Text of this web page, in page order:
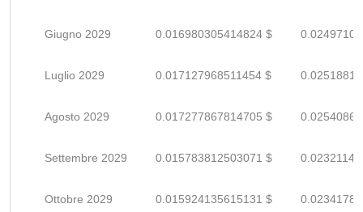
Giugno 2029 0.016980305414824 $
Luglio 2029 0.017127968511454 $
Agosto 2029 0.017277867814705 $
Settembre 2029 0.015783812503071 $
Ottobre 2029 0.015924135615131 $